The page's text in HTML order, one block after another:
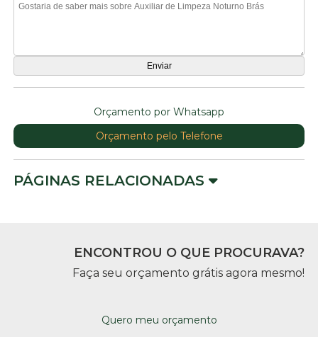
Orçamento por Whatsapp
Orçamento pelo Telefone
PÁGINAS RELACIONADAS
ENCONTROU O QUE PROCURAVA?
Faça seu orçamento grátis agora mesmo!
Quero meu orçamento